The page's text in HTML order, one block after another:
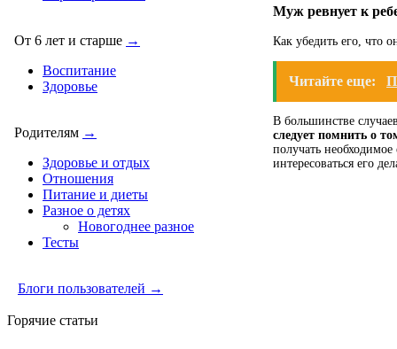
От 6 лет и старше →
Воспитание
Здоровье
Родителям →
Здоровье и отдых
Отношения
Питание и диеты
Разное о детях
Новогоднее разное
Тесты
Блоги пользователей →
Горячие статьи
Муж ревнует к
Как убедить его, что
Читайте еще:
В большинстве
следует помнить о
получать
интересоваться его